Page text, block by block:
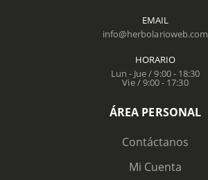
EMAIL
info@herbolarioweb.com
HORARIO
Lun - Jue / 9:00 - 18:30
Vie / 9:00 - 17:30
ÁREA PERSONAL
Contáctanos
Mi Cuenta